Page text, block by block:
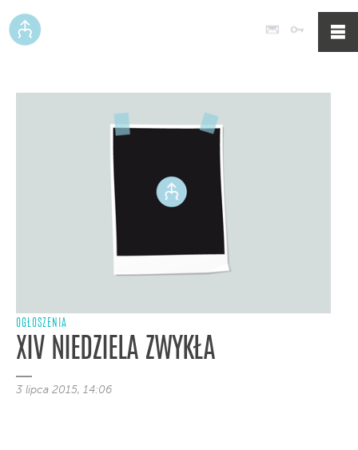
Poczta
OGŁOSZENIA
XIV NIEDZIELA ZWYKŁA
3 lipca 2015, 14:06